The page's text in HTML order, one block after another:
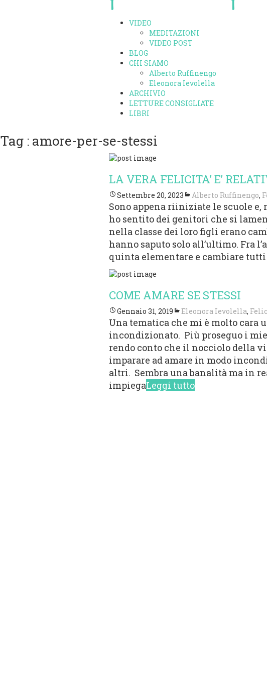
VIDEO
MEDITAZIONI
VIDEO POST
BLOG
CHI SIAMO
Alberto Ruffinengo
Eleonora Ievolella
ARCHIVIO
LETTURE CONSIGLIATE
LIBRI
Tag : amore-per-se-stessi
LA VERA FELICITA’ E’
Settembre 20, 2023 Alberto Ruffinengo,
Sono appena riiniziate le scuole e,
ho sentito dei genitori che si
nella classe dei loro figli erano
hanno saputo solo all’ultimo. Fra
quinta elementare e cambiare
COME AMARE SE STESSI
Gennaio 31, 2019 Eleonora Ievolella,
Una tematica che mi è molto cara
incondizionato. Più proseguo i
rendo conto che il nocciolo della
imparare ad amare in modo
altri. Sembra una banalità ma in
impiegaLeggi tutto